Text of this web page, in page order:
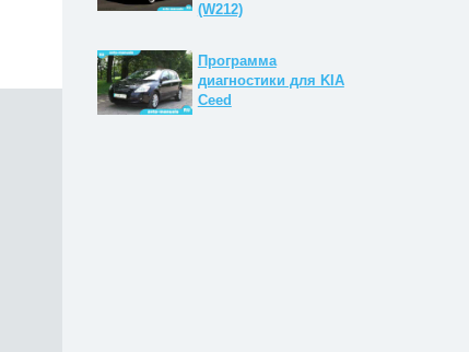
(W212)
Программа
диагностики для KIA
Ceed